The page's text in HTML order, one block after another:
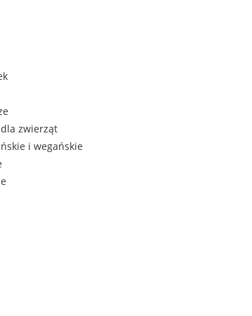
zwierząt
i wegańskie